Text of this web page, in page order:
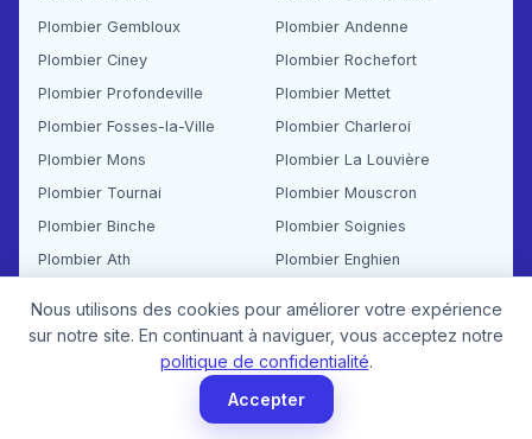
Plombier Gembloux
Plombier Andenne
Plombier Ciney
Plombier Rochefort
Plombier Profondeville
Plombier Mettet
Plombier Fosses-la-Ville
Plombier Charleroi
Plombier Mons
Plombier La Louvière
Plombier Tournai
Plombier Mouscron
Plombier Binche
Plombier Soignies
Plombier Ath
Plombier Enghien
Plombier Vilvorde
Plombier Hal
Plombier Dilbeek
Plombier Zaventem
Plombier Overijse
Plombier Beersel
Nous utilisons des cookies pour améliorer votre expérience
sur notre site. En continuant à naviguer, vous acceptez notre
politique de confidentialité
Accepter